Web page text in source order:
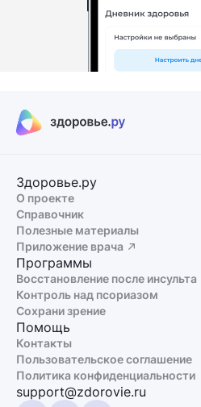
Здоровье.ру
О проекте
Справочник
Полезные материалы
Приложение врача
Программы
Восстановление после инсульта
Контроль над псориазом
Сохрани зрение
Помощь
Контакты
Пользовательское соглашение
Политика конфиденциальности
support@zdorovie.ru